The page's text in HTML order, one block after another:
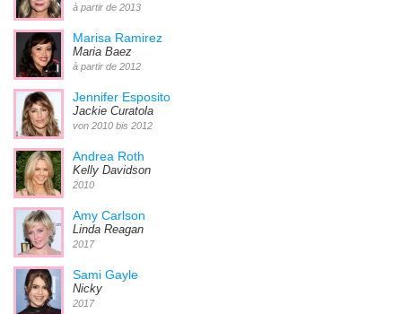
à partir de 2013
Marisa Ramirez
Maria Baez
à partir de 2012
Jennifer Esposito
Jackie Curatola
von 2010 bis 2012
Andrea Roth
Kelly Davidson
2010
Amy Carlson
Linda Reagan
2017
Sami Gayle
Nicky
2017